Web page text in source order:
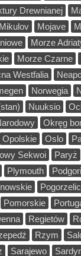
Drewnianej
Mikulov Mojave
Morze
Morze Czarne
Westfalia
Norwegia
Nuuksio
Okręg
Opolskie Oslo
Sekwoi Paryż
Plymouth
Pomorskie
Regietów
Rzym
Sarajewo